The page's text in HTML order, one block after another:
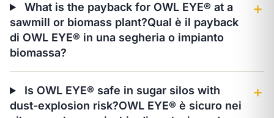
What is the payback for OWL EYE® at a
sawmill or biomass plant?Qual è il payback
di OWL EYE® in una segheria o impianto
biomassa?
＋
Is OWL EYE® safe in sugar silos with
dust-explosion risk?OWL EYE® è sicuro nei
＋